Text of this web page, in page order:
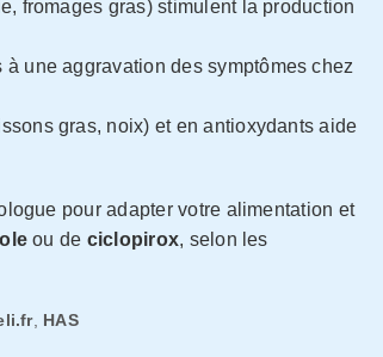
fromages gras) stimulent la production
une aggravation des symptômes chez
gras, noix) et en antioxydants aide
pour adapter votre alimentation et
ou de ciclopirox, selon les
, HAS